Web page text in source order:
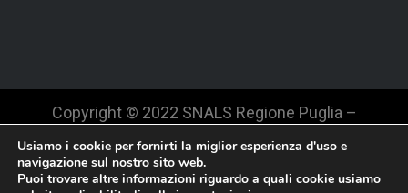
Copyright © 2022 SNALS Regione Puglia –
webmaster Carmelo NESTA
Usiamo i cookie per fornirti la miglior esperienza d'uso e
navigazione sul nostro sito web.
Puoi trovare altre informazioni riguardo a quali cookie usiamo